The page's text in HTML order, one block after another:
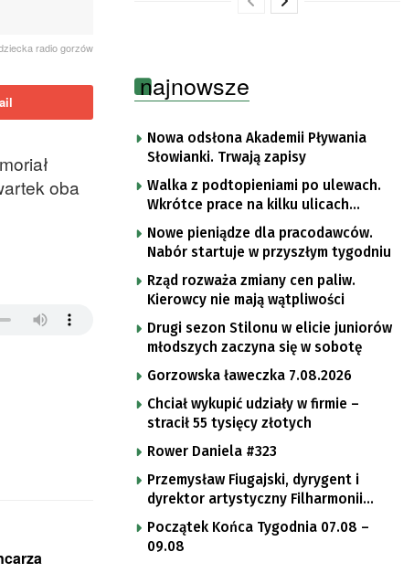
radio gorzów
oba
najnowsze
Nowa odsłona Akademii Pływania
Słowianki. Trwają zapisy
Walka z podtopieniami po ulewach.
Wkrótce prace na kilku ulicach
Gorzowa
Nowe pieniądze dla pracodawców.
Nabór startuje w przyszłym tygodniu
Rząd rozważa zmiany cen paliw.
Kierowcy nie mają wątpliwości
Drugi sezon Stilonu w elicie juniorów
młodszych zaczyna się w sobotę
Gorzowska ławeczka 7.08.2026
Chciał wykupić udziały w firmie –
stracił 55 tysięcy złotych
Rower Daniela #323
Przemysław Fiugajski, dyrygent i
dyrektor artystyczny Filharmonii
Gorzowskiej
Początek Końca Tygodnia 07.08 –
09.08